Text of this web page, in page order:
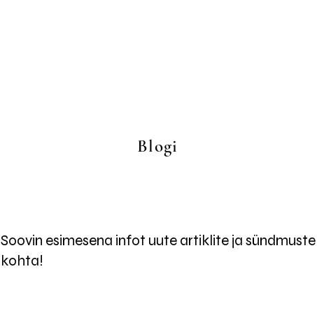
Blogi
Soovin esimesena infot uute artiklite ja sündmuste
kohta!